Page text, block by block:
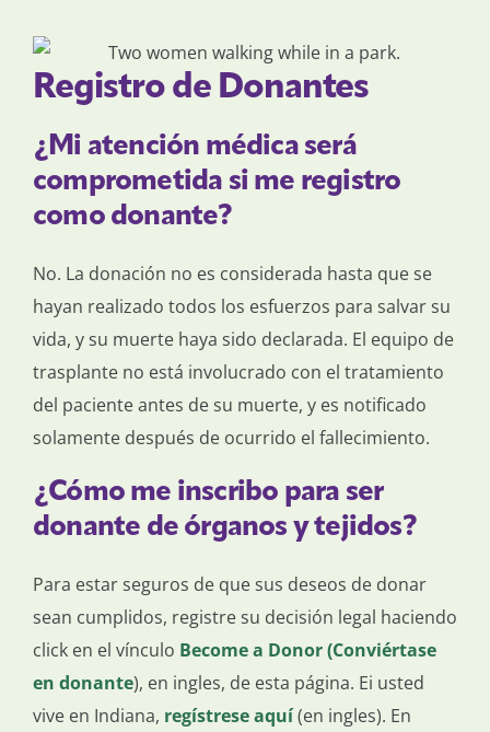
Registro de Donantes
¿Mi atención médica será
comprometida si me registro
como donante?
No. La donación no es considerada hasta que se
hayan realizado todos los esfuerzos para salvar su
vida, y su muerte haya sido declarada. El equipo de
trasplante no está involucrado con el tratamiento
del paciente antes de su muerte, y es notificado
solamente después de ocurrido el fallecimiento.
¿Cómo me inscribo para ser
donante de órganos y tejidos?
Para estar seguros de que sus deseos de donar
sean cumplidos, registre su decisión legal haciendo
click en el vínculo Become a Donor (Conviértase
en donante), en ingles, de esta página. Ei usted
vive en Indiana, regístrese aquí(en ingles). En